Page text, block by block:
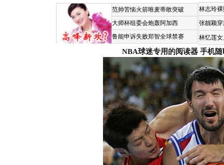
范帅苦恼火箭唯麦蒂敢突破
大师杯组委会炮轰阿加西
鲁能申诉失败郑智全球禁赛
林志玲
张靓颖
林忆莲
NBA球迷专用的阅读器 手机